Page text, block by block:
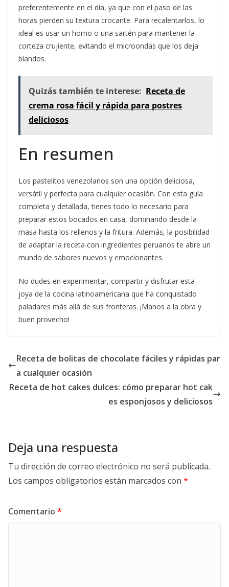
preferentemente en el día, ya que con el paso de las
horas pierden su textura crocante. Para recalentarlos, lo
ideal es usar un horno o una sartén para mantener la
corteza crujiente, evitando el microondas que los deja
blandos.
Quizás también te interese: Receta de
crema rosa fácil y rápida para postres
deliciosos
En resumen
Los pastelitos venezolanos son una opción deliciosa,
versátil y perfecta para cualquier ocasión. Con esta guía
completa y detallada, tienes todo lo necesario para
preparar estos bocados en casa, dominando desde la
masa hasta los rellenos y la fritura. Además, la posibilidad
de adaptar la receta con ingredientes peruanos te abre un
mundo de sabores nuevos y emocionantes.
No dudes en experimentar, compartir y disfrutar esta
joya de la cocina latinoamericana que ha conquistado
paladares más allá de sus fronteras. ¡Manos a la obra y
buen provecho!
Receta de bolitas de chocolate fáciles y rápidas par
a cualquier ocasión
Receta de hot cakes dulces: cómo preparar hot cak
es esponjosos y deliciosos
Deja una respuesta
Tu dirección de correo electrónico no será publicada.
Los campos obligatorios están marcados con *
Comentario *